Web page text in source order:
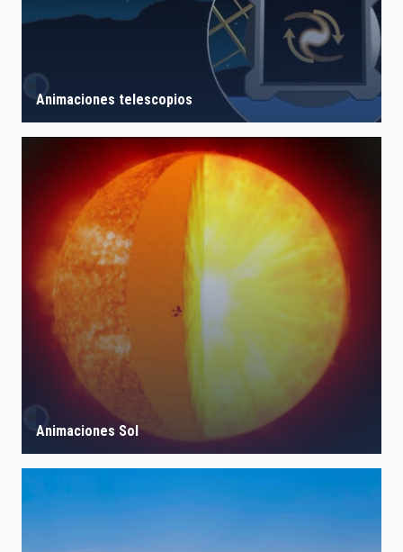
Animaciones telescopios
Animaciones Sol